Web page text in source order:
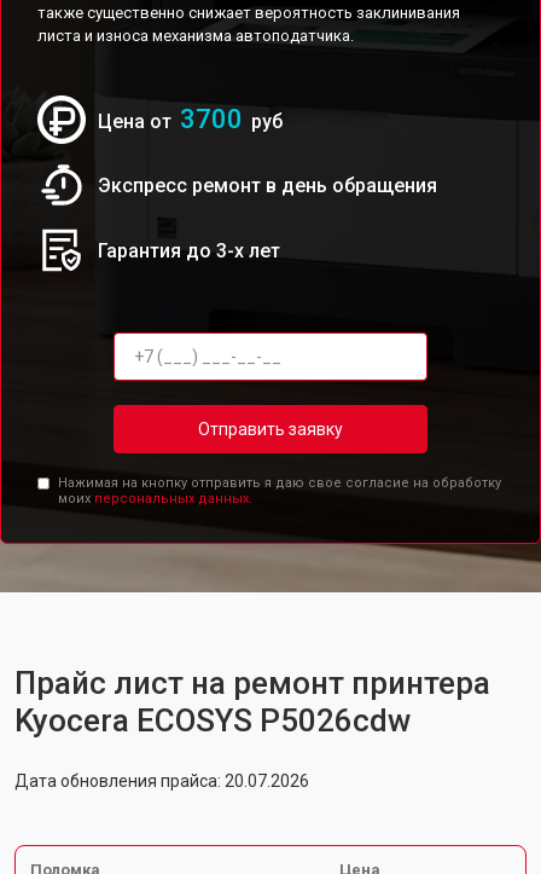
также существенно снижает вероятность заклинивания
листа и износа механизма автоподатчика.
Цена от 3700 руб
Экспресс ремонт в день обращения
Гарантия до 3-х лет
Отправить заявку
Нажимая на кнопку отправить я даю свое согласие на обработку
моих персональных данных.
Прайс лист на ремонт принтера
Kyocera ECOSYS P5026cdw
Дата обновления прайса: 20.07.2026
Поломка Цена